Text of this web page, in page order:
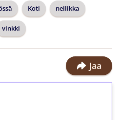
Koti neilikka
vinkki
Jaa